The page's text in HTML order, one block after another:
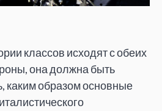
классов исходят с обеих
она должна быть
каким образом основные